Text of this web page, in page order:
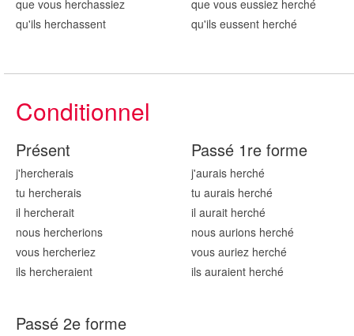
que vous herchassiez
qu'ils herchassent
que vous eussiez herché
qu'ils eussent herché
Conditionnel
Présent
j'hercherais
tu hercherais
il hercherait
nous hercherions
vous hercheriez
ils hercheraient
Passé 1re forme
j'aurais herché
tu aurais herché
il aurait herché
nous aurions herché
vous auriez herché
ils auraient herché
Passé 2e forme